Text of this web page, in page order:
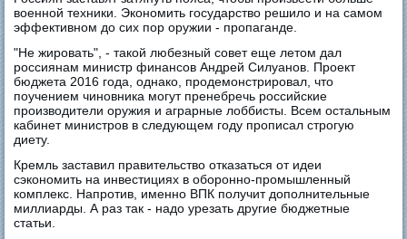
военной техники. Экономить государство решило и на самом
эффективном до сих пор оружии - пропаганде.
"Не жировать", - такой любезный совет еще летом дал
россиянам министр финансов Андрей Силуанов. Проект
бюджета 2016 года, однако, продемонстрировал, что
поучением чиновника могут пренебречь российские
производители оружия и аграрные лоббисты. Всем остальным
кабинет министров в следующем году прописал строгую
диету.
Кремль заставил правительство отказаться от идеи
сэкономить на инвестициях в оборонно-промышленный
комплекс. Напротив, именно ВПК получит дополнительные
миллиарды. А раз так - надо урезать другие бюджетные
статьи.